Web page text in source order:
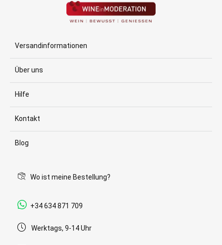
Versandinformationen
Über uns
Hilfe
Kontakt
Blog
Wo ist meine Bestellung?
+34 634 871 709
Werktags, 9-14 Uhr